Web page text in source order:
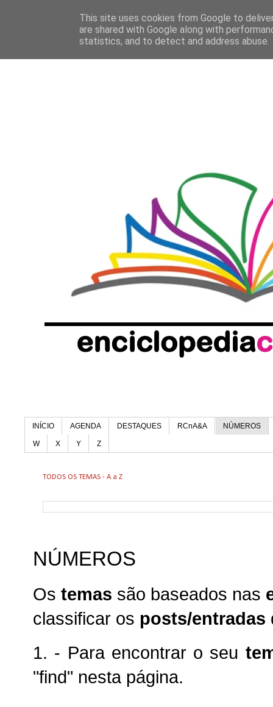
INÍCIO AGENDA DESTAQUES RCnA&A NÚMEROS
W X Y Z
TODOS OS TEMAS - A a Z
NÚMEROS
Os temas são baseados nas
classificar os posts/entradas
1. - Para encontrar o seu
"find" nesta página.
This site uses cookies from Google to
are shared with Google along with
statistics, and to detect and address abuse.